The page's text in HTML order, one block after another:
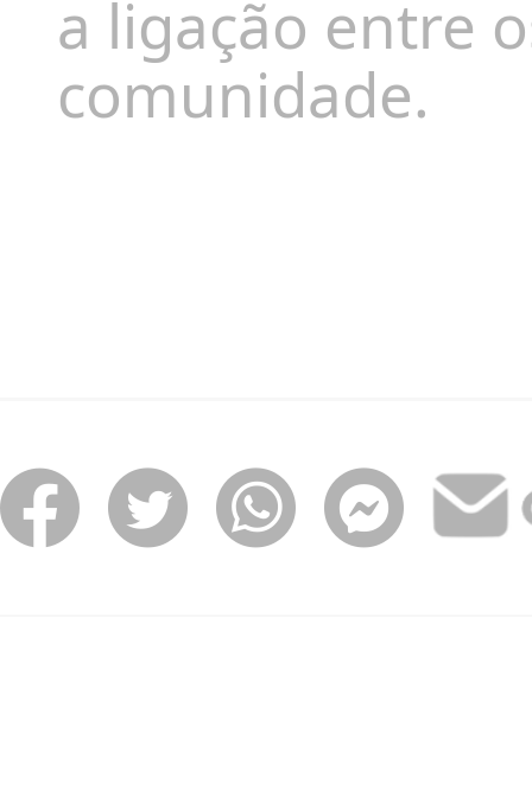
a ligação entre
comunidade.